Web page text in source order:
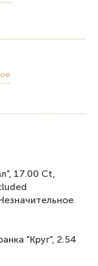
17.00 Ct,
"Круг", 2.54